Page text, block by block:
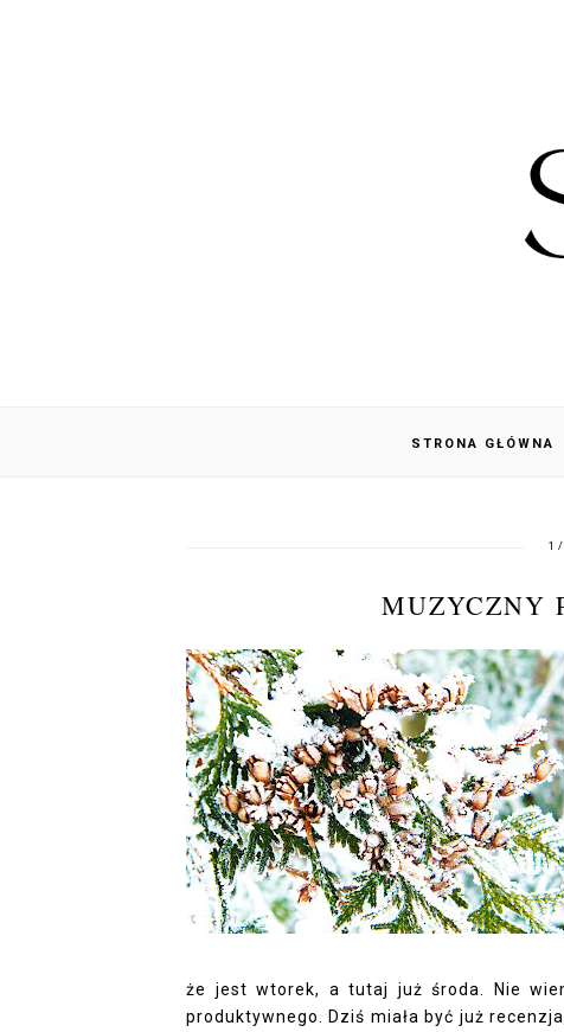
STRONA GŁÓWNA
MUZYCZNY
że jest wtorek, a tutaj już środa. Nie
produktywnego. Dziś miała być już